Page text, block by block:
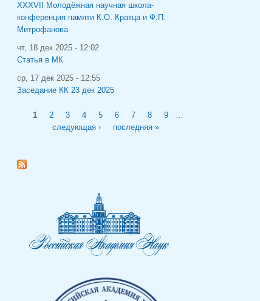
XXXVII Молодёжная научная школа-
конференция памяти К.О. Кратца и Ф.П.
Митрофанова
чт, 18 дек 2025 - 12:02
Статья в МК
ср, 17 дек 2025 - 12:55
Заседание КК 23 дек 2025
Страницы
1 2 3 4 5 6 7 8 9
следующая ›
последняя »